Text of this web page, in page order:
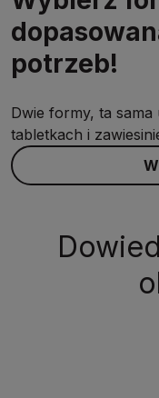
potrzeb!
Dwie formy, ta
tabletkach i